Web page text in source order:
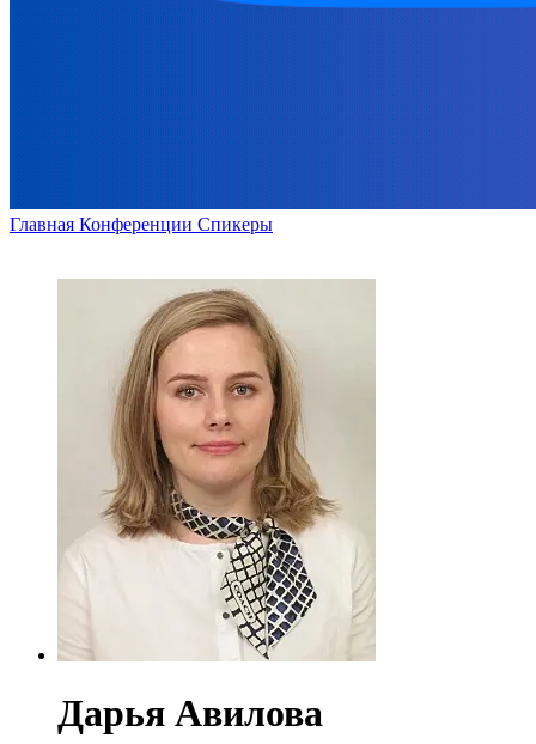
Главная Конференции Спикеры
Дарья Авилова